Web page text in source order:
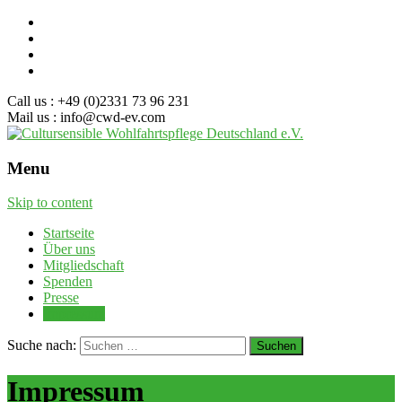
Call us : +49 (0)2331 73 96 231
Mail us : info@cwd-ev.com
Menu
Skip to content
Startseite
Über uns
Mitgliedschaft
Spenden
Presse
Suche nach:
Impressum